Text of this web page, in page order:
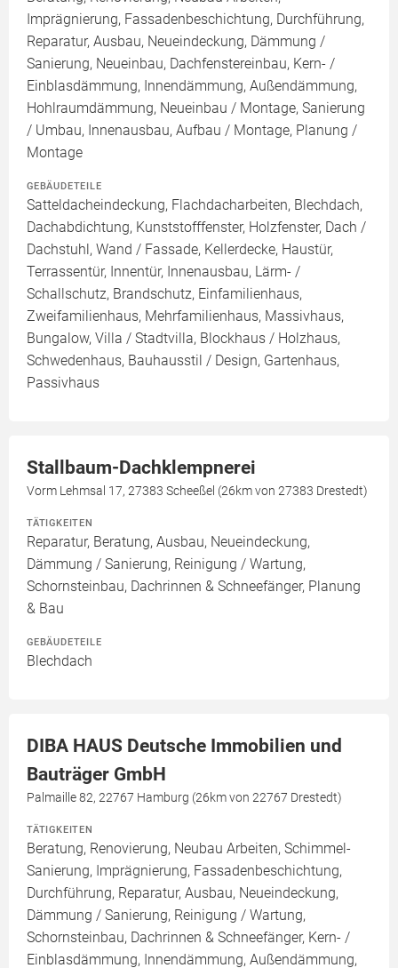
Imprägnierung, Fassadenbeschichtung, Durchführung,
Reparatur, Ausbau, Neueindeckung, Dämmung /
Sanierung, Neueinbau, Dachfenstereinbau, Kern- /
Einblasdämmung, Innendämmung, Außendämmung,
Hohlraumdämmung, Neueinbau / Montage, Sanierung
/ Umbau, Innenausbau, Aufbau / Montage, Planung /
Montage
GEBÄUDETEILE
Satteldacheindeckung, Flachdacharbeiten, Blechdach,
Dachabdichtung, Kunststofffenster, Holzfenster, Dach /
Dachstuhl, Wand / Fassade, Kellerdecke, Haustür,
Terrassentür, Innentür, Innenausbau, Lärm- /
Schallschutz, Brandschutz, Einfamilienhaus,
Zweifamilienhaus, Mehrfamilienhaus, Massivhaus,
Bungalow, Villa / Stadtvilla, Blockhaus / Holzhaus,
Schwedenhaus, Bauhausstil / Design, Gartenhaus,
Passivhaus
Stallbaum-Dachklempnerei
Vorm Lehmsal 17, 27383 Scheeßel (26km von 27383 Drestedt)
TÄTIGKEITEN
Reparatur, Beratung, Ausbau, Neueindeckung,
Dämmung / Sanierung, Reinigung / Wartung,
Schornsteinbau, Dachrinnen & Schneefänger, Planung
& Bau
GEBÄUDETEILE
Blechdach
DIBA HAUS Deutsche Immobilien und
Bauträger GmbH
Palmaille 82, 22767 Hamburg (26km von 22767 Drestedt)
TÄTIGKEITEN
Beratung, Renovierung, Neubau Arbeiten, Schimmel-
Sanierung, Imprägnierung, Fassadenbeschichtung,
Durchführung, Reparatur, Ausbau, Neueindeckung,
Dämmung / Sanierung, Reinigung / Wartung,
Schornsteinbau, Dachrinnen & Schneefänger, Kern- /
Einblasdämmung, Innendämmung, Außendämmung,